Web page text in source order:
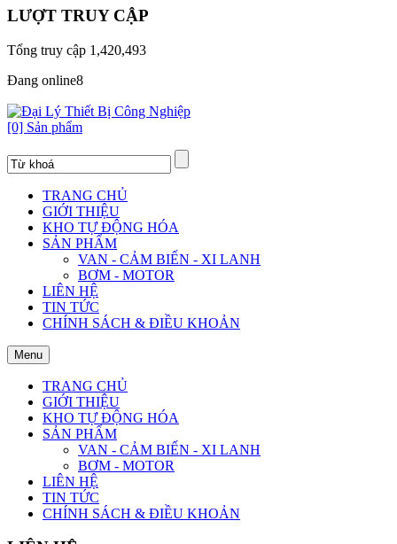
LƯỢT TRUY CẬP
Tổng truy cập 1,420,493
Đang online8
[0] Sản phẩm
TRANG CHỦ
GIỚI THIỆU
KHO TỰ ĐỘNG HÓA
SẢN PHẨM
VAN - CẢM BIẾN - XI LANH
BƠM - MOTOR
LIÊN HỆ
TIN TỨC
CHÍNH SÁCH & ĐIỀU KHOẢN
Menu
TRANG CHỦ
GIỚI THIỆU
KHO TỰ ĐỘNG HÓA
SẢN PHẨM
VAN - CẢM BIẾN - XI LANH
BƠM - MOTOR
LIÊN HỆ
TIN TỨC
CHÍNH SÁCH & ĐIỀU KHOẢN